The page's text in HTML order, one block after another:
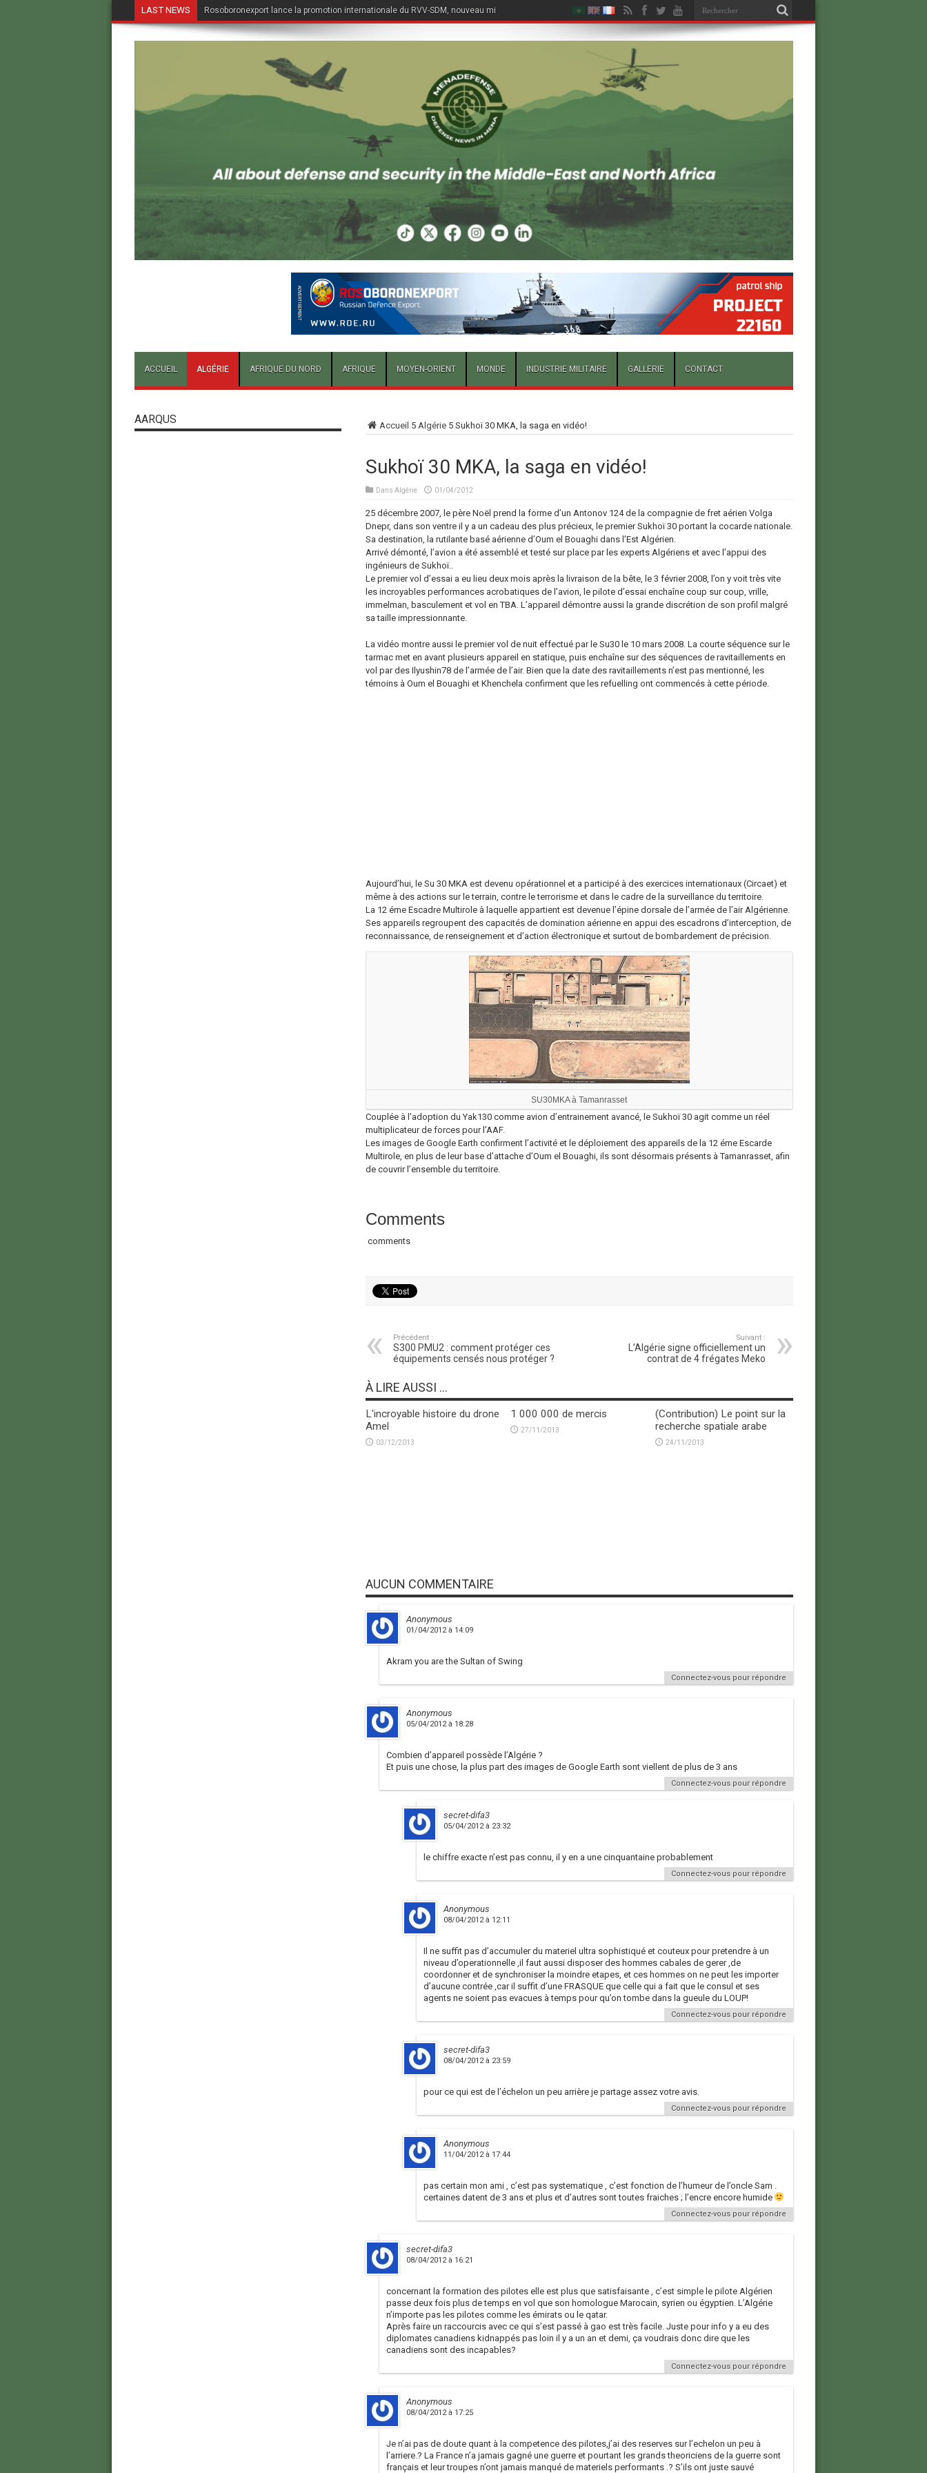
LAST NEWS Rosoboronexport lance la promotion internationale du RVV-SDM, nouveau missile air-air du Su-57E
ACCUEIL ALGÉRIE AFRIQUE DU NORD AFRIQUE MOYEN-ORIENT MONDE INDUSTRIE MILITAIRE GALLERIE CONTACT
Accueil 5 Algérie5 Sukhoï 30 MKA, la saga en vidéo!
Sukhoï 30 MKA, la saga en vidéo!
Dans Algérie 01/04/2012
25 décembre 2007, le père Noël prend la forme d’un Antonov 124 de la compagnie de fret aérien Volga
Dnepr, dans son ventre il y a un cadeau des plus précieux, le premier Sukhoï 30 portant la cocarde nationale.
Sa destination, la rutilante basé aérienne d’Oum el Bouaghi dans l’Est Algérien.
Arrivé démonté, l’avion a été assemblé et testé sur place par les experts Algériens et avec l’appui des
ingénieurs de Sukhoï..
Le premier vol d’essai a eu lieu deux mois après la livraison de la bête, le 3 février 2008, l’on y voit très vite
les incroyables performances acrobatiques de l’avion, le pilote d’essai enchaîne coup sur coup, vrille,
immelman, basculement et vol en TBA. L’appareil démontre aussi la grande discrétion de son profil malgré
sa taille impressionnante.
La vidéo montre aussi le premier vol de nuit effectué par le Su30 le 10 mars 2008. La courte séquence sur le
tarmac met en avant plusieurs appareil en statique, puis enchaîne sur des séquences de ravitaillements en
vol par des Ilyushin78 de l’armée de l’air. Bien que la date des ravitaillements n’est pas mentionné, les
témoins à Oum el Bouaghi et Khenchela confirment que les refuelling ont commencés à cette période.
Aujourd’hui, le Su 30 MKA est devenu opérationnel et a participé à des exercices internationaux (Circaet) et
même à des actions sur le terrain, contre le terrorisme et dans le cadre de la surveillance du territoire.
La 12 éme Escadre Multirole à laquelle appartient est devenue l’épine dorsale de l’armée de l’air Algérienne.
Ses appareils regroupent des capacités de domination aérienne en appui des escadrons d’interception, de
reconnaissance, de renseignement et d’action électronique et surtout de bombardement de précision.
SU30MKA à Tamanrasset
Couplée à l’adoption du Yak130 comme avion d’entrainement avancé, le Sukhoï 30 agit comme un réel
multiplicateur de forces pour l’AAF.
Les images de Google Earth confirment l’activité et le déploiement des appareils de la 12 éme Escarde
Multirole, en plus de leur base d’attache d’Oum el Bouaghi, ils sont désormais présents à Tamanrasset, afin
de couvrir l’ensemble du territoire.
Comments
comments
Précédent :
S300 PMU2 : comment protéger ces
équipements censés nous protéger ?
Suivant :
L’Algérie signe officiellement un
contrat de 4 frégates Meko
À LIRE AUSSI ...
L'incroyable histoire du drone
Amel
03/12/2013
1 000 000 de mercis
27/11/2013
(Contribution) Le point sur la
recherche spatiale arabe
24/11/2013
AUCUN COMMENTAIRE
Anonymous
01/04/2012 à 14:09
Akram you are the Sultan of Swing
Connectez-vous pour répondre
Anonymous
05/04/2012 à 18:28
Combien d’appareil possède l’Algérie ?
Et puis une chose, la plus part des images de Google Earth sont viellent de plus de 3 ans
Connectez-vous pour répondre
secret-difa3
05/04/2012 à 23:32
le chiffre exacte n’est pas connu, il y en a une cinquantaine probablement
Connectez-vous pour répondre
Anonymous
08/04/2012 à 12:11
Il ne suffit pas d’accumuler du materiel ultra sophistiqué et couteux pour pretendre à un
niveau d’operationnelle ,il faut aussi disposer des hommes cabales de gerer ,de
coordonner et de synchroniser la moindre etapes, et ces hommes on ne peut les importer
d’aucune contrée ,car il suffit d’une FRASQUE que celle qui a fait que le consul et ses
agents ne soient pas evacues à temps pour qu’on tombe dans la gueule du LOUP!
Connectez-vous pour répondre
secret-difa3
08/04/2012 à 23:59
pour ce qui est de l’échelon un peu arrière je partage assez votre avis.
Connectez-vous pour répondre
Anonymous
11/04/2012 à 17:44
pas certain mon ami , c’est pas systematique , c’est fonction de l’humeur de l’oncle Sam .
certaines datent de 3 ans et plus et d’autres sont toutes fraiches ; l’encre encore humide
Connectez-vous pour répondre
secret-difa3
08/04/2012 à 16:21
concernant la formation des pilotes elle est plus que satisfaisante , c’est simple le pilote Algérien
passe deux fois plus de temps en vol que son homologue Marocain, syrien ou égyptien. L’Algérie
n’importe pas les pilotes comme les émirats ou le qatar.
Après faire un raccourcis avec ce qui s’est passé à gao est très facile. Juste pour info y a eu des
diplomates canadiens kidnappés pas loin il y a un an et demi, ça voudrais donc dire que les
canadiens sont des incapables?
Connectez-vous pour répondre
Anonymous
08/04/2012 à 17:25
Je n’ai pas de doute quant à la competence des pilotes,j’ai des reserves sur l’echelon un peu à
l’arriere.? La France n’a jamais gagné une guerre et pourtant les grands theoriciens de la guerre sont
français et leur troupes n’ont jamais manqué de materiels performants .? S’ils ont juste sauvé
AARQUS